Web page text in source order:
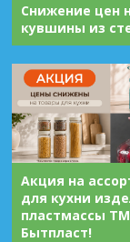
Снижение цен
кувшины из
Акция на
для кухни
пластмассы ТМ
Бытпласт!